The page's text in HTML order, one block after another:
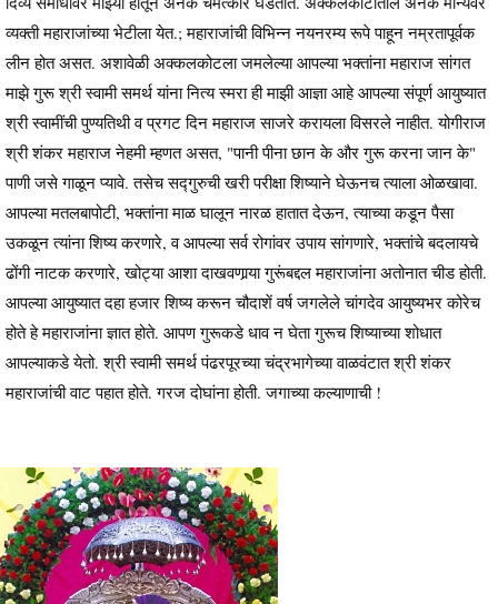
व्यक्ती महाराजांच्या भेटीला येत.; महाराजांची विभिन्न नयनरम्य रूपे पाहून नम्रतापूर्वक
लीन होत असत. अशावेळी अक्कलकोटला जमलेल्या आपल्या भक्तांना महाराज सांगत
माझे गुरू श्री स्वामी समर्थ यांना नित्य स्मरा ही माझी आज्ञा आहे आपल्या संपूर्ण आयुष्यात
श्री स्वामींची पुण्यतिथी व प्रगट दिन महाराज साजरे करायला विसरले नाहीत. योगीराज
श्री शंकर महाराज नेहमी म्हणत असत, "पानी पीना छान के और गुरू करना जान के"
पाणी जसे गाळून प्यावे. तसेच सद्गुरुची खरी परीक्षा शिष्याने घेऊनच त्याला ओळखावा.
आपल्या मतलबापोटी, भक्तांना माळ घालून नारळ हातात देऊन, त्याच्या कडून पैसा
उकळून त्यांना शिष्य करणारे, व आपल्या सर्व रोगांवर उपाय सांगणारे, भक्तांचे बदलायचे
ढोंगी नाटक करणारे, खोट्या आशा दाखवणार्‍या गुरूंबद्दल महाराजांना अतोनात चीड होती.
आपल्या आयुष्यात दहा हजार शिष्य करून चौदाशें वर्ष जगलेले चांगदेव आयुष्यभर कोरेच
होते हे महाराजांना ज्ञात होते. आपण गुरूकडे धाव न घेता गुरूच शिष्याच्या शोधात
आपल्याकडे येतो. श्री स्वामी समर्थ पंढरपूरच्या चंद्रभागेच्या वाळवंटात श्री शंकर
महाराजांची वाट पहात होते. गरज दोघांना होती. जगाच्या कल्याणाची !